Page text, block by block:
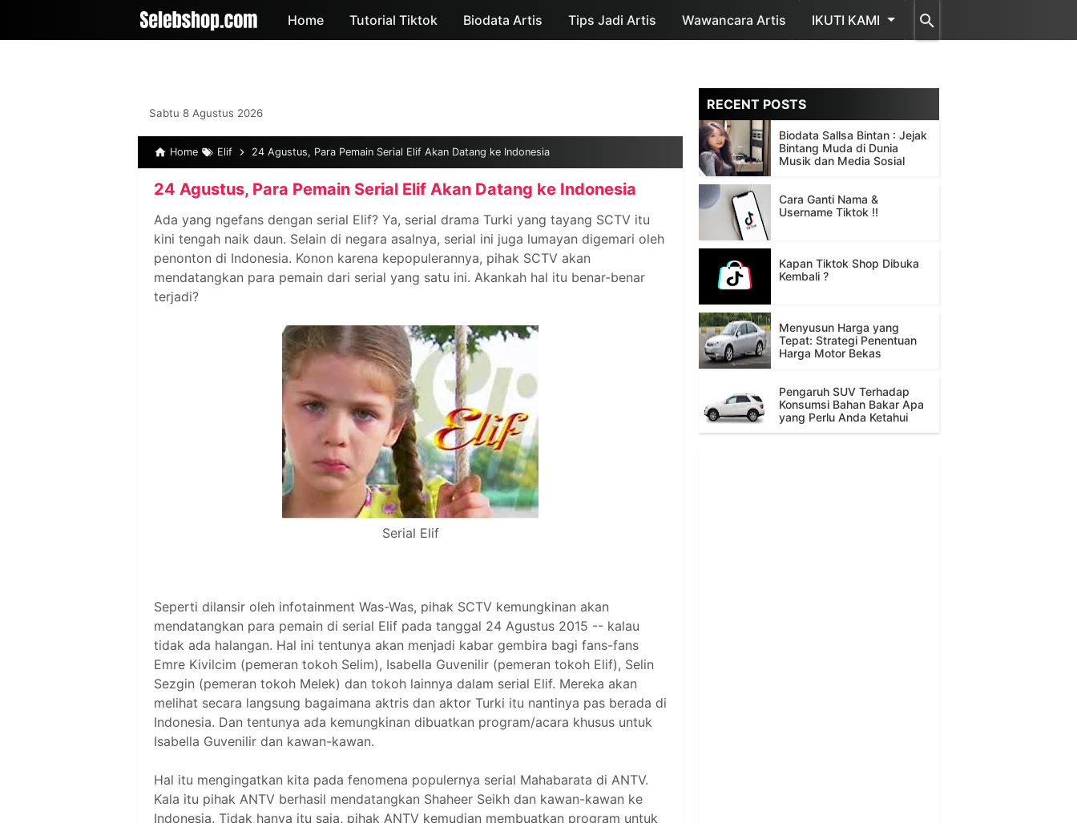
Skip to main content
Home Tutorial Tiktok Biodata Artis Tips Jadi Artis Wawancara Artis IKUTI KAMI
Sabtu 8 Agustus 2026
Home Elif 24 Agustus, Para Pemain Serial Elif Akan Datang ke Indonesia
24 Agustus, Para Pemain Serial Elif Akan Datang ke Indonesia
Ada yang ngefans dengan serial Elif? Ya, serial drama Turki yang tayang SCTV itu
kini tengah naik daun. Selain di negara asalnya, serial ini juga lumayan digemari oleh
penonton di Indonesia. Konon karena kepopulerannya, pihak SCTV akan
mendatangkan para pemain dari serial yang satu ini. Akankah hal itu benar-benar
terjadi?
Serial Elif
Seperti dilansir oleh infotainment Was-Was, pihak SCTV kemungkinan akan
mendatangkan para pemain di serial Elif pada tanggal 24 Agustus 2015 -- kalau
tidak ada halangan. Hal ini tentunya akan menjadi kabar gembira bagi fans-fans
Emre Kivilcim (pemeran tokoh Selim), Isabella Guvenilir (pemeran tokoh Elif), Selin
Sezgin (pemeran tokoh Melek) dan tokoh lainnya dalam serial Elif. Mereka akan
melihat secara langsung bagaimana aktris dan aktor Turki itu nantinya pas berada di
Indonesia. Dan tentunya ada kemungkinan dibuatkan program/acara khusus untuk
Isabella Guvenilir dan kawan-kawan.
Hal itu mengingatkan kita pada fenomena populernya serial Mahabarata di ANTV.
Kala itu pihak ANTV berhasil mendatangkan Shaheer Seikh dan kawan-kawan ke
Indonesia. Tidak hanya itu saja, pihak ANTV kemudian membuatkan program untuk
RECENT POSTS
Biodata Sallsa Bintan : Jejak
Bintang Muda di Dunia
Musik dan Media Sosial
Cara Ganti Nama &
Username Tiktok !!
Kapan Tiktok Shop Dibuka
Kembali ?
Menyusun Harga yang
Tepat: Strategi Penentuan
Harga Motor Bekas
Pengaruh SUV Terhadap
Konsumsi Bahan Bakar Apa
yang Perlu Anda Ketahui